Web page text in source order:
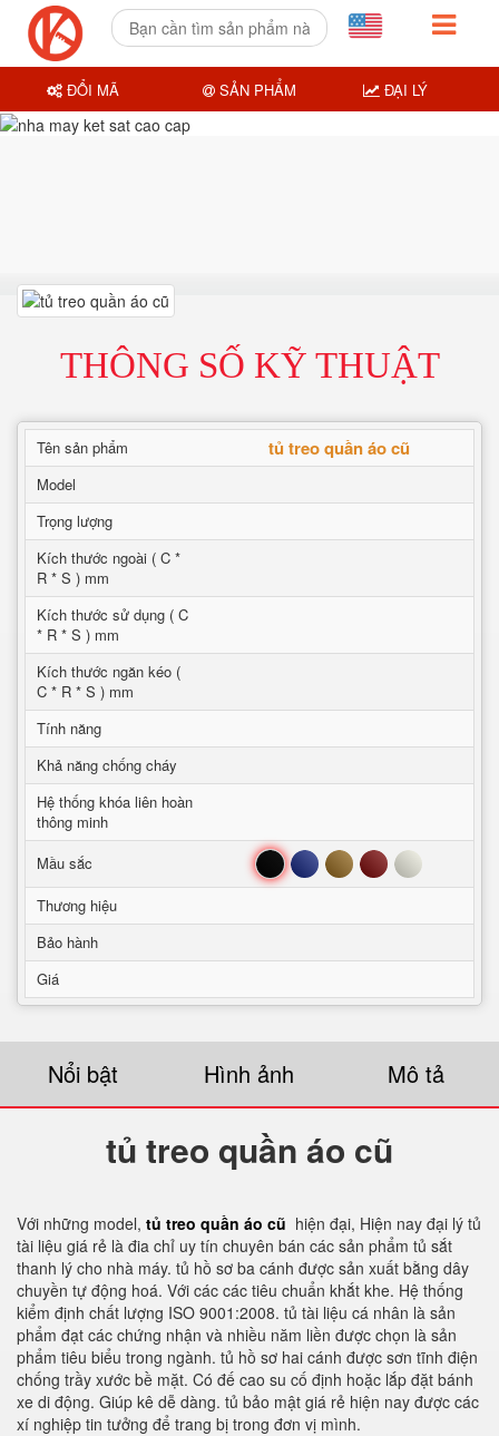
THÔNG SỐ KỸ THUẬT
Tên sản phẩm tủ treo quần áo cũ
Model
Trọng lượng
Kích thước ngoài ( C *
R * S ) mm
Kích thước sử dụng ( C
* R * S ) mm
Kích thước ngăn kéo (
C * R * S ) mm
Tính năng
Khả năng chống cháy
Hệ thống khóa liên hoàn
thông minh
Mầu sắc
Đen Xanh Nâu Đỏ Trắng
Thương hiệu
Bảo hành
Giá
Nổi bật Hình ảnh Mô tả
tủ treo quần áo cũ
Với những model, tủ treo quần áo cũ hiện đại, Hiện nay đại lý tủ
tài liệu giá rẻ là đia chỉ uy tín chuyên bán các sản phẩm tủ sắt
thanh lý cho nhà máy. tủ hồ sơ ba cánh được sản xuất bằng dây
chuyền tự động hoá. Với các các tiêu chuẩn khắt khe. Hệ thống
kiểm định chất lượng ISO 9001:2008. tủ tài liệu cá nhân là sản
phẩm đạt các chứng nhận và nhiều năm liền được chọn là sản
phẩm tiêu biểu trong ngành. tủ hồ sơ hai cánh được sơn tĩnh điện
chống trầy xước bề mặt. Có đế cao su cố định hoặc lắp đặt bánh
xe di động. Giúp kê dễ dàng. tủ bảo mật giá rẻ hiện nay được các
xí nghiệp tin tưởng để trang bị trong đơn vị mình.
ĐỔI MÃ SẢN PHẨM ĐẠI LÝ